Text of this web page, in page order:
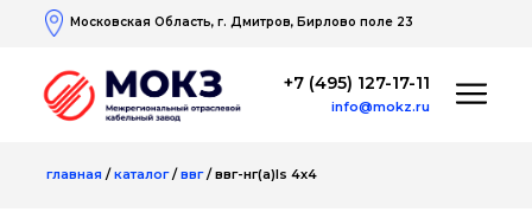
+7 (495) 127-17-11
info@mokz.ru
Московская Область, г. Дмитров, Бирлово поле 23
главная /каталог/ввг/ ввг-нг(a)ls 4х4